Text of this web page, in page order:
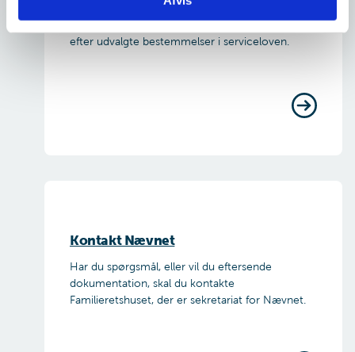
magtanvendelse over for voksne borgere med
efter udvalgte bestemmelser i serviceloven.
Kontakt Nævnet
Har du spørgsmål, eller vil du eftersende
dokumentation, skal du kontakte
Familieretshuset, der er sekretariat for Nævnet.